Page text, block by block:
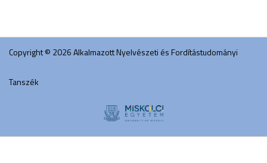
Copyright © 2026 Alkalmazott Nyelvészeti és Fordítástudományi
Tanszék